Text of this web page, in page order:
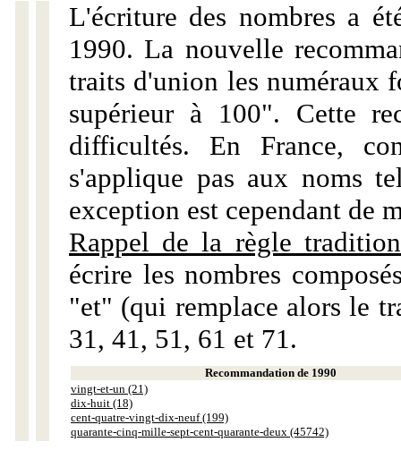
L'écriture des nombres a
1990. La nouvelle
traits d'union les numéraux
supérieur à 100". Cette
difficultés. En France,
s'applique pas aux noms
exception est cependant de
Rappel de la règle
écrire les nombres
"et" (qui remplace alors le
31, 41, 51, 61 et 71.
Recommandation de 1990
vingt-et-un (21)
dix-huit (18)
cent-quatre-vingt-dix-neuf (199)
quarante-cinq-mille-sept-cent-quarante-deux (45742)